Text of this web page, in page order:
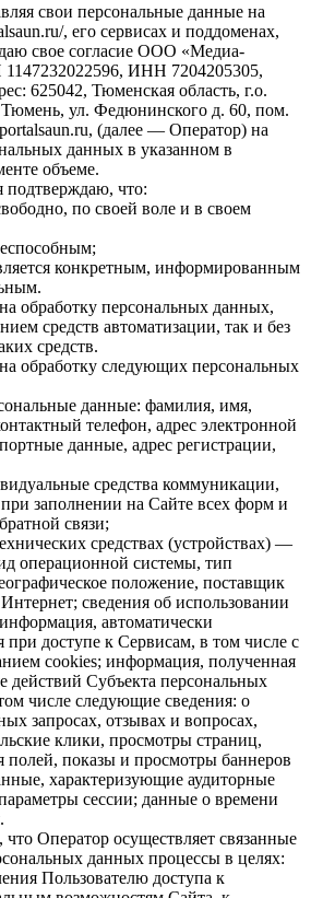
свои персональные данные на
, его сервисах и поддоменах,
свое согласие ООО «Медиа-
ИНН 7204205305,
625042, Тюменская область, г.о.
ул. Федюнинского д. 60, пом.
(далее — Оператор) на
данных в указанном в
объеме.
подтверждаю, что:
по своей воле и в своем
конкретным, информированным
обработку персональных данных,
средств автоматизации, так и без
средств.
обработку следующих персональных
данные: фамилия, имя,
телефон, адрес электронной
данные, адрес регистрации,
средства коммуникации,
заполнении на Сайте всех форм и
связи;
средствах (устройствах) —
операционной системы, тип
положение, поставщик
сведения об использовании
автоматически
при доступе к Сервисам, в том числе с
cookies; информация, полученная
действий Субъекта персональных
числе следующие сведения: о
запросах, отзывах и вопросах,
клики, просмотры страниц,
полей, показы и просмотры баннеров
характеризующие аудиторные
сессии; данные о времени
Оператор осуществляет связанные
данных процессы в целях:
Пользователю доступа к